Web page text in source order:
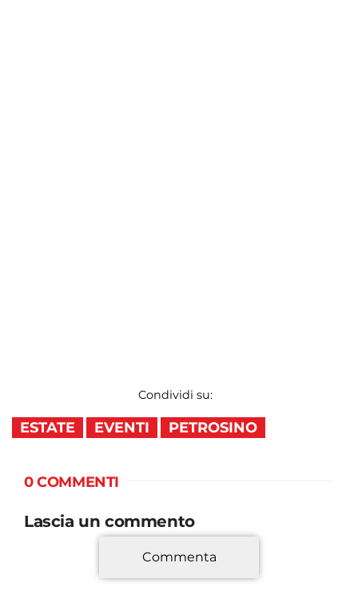
Condividi su:
ESTATE EVENTI PETROSINO
0 COMMENTI
Lascia un commento
*
Commenta